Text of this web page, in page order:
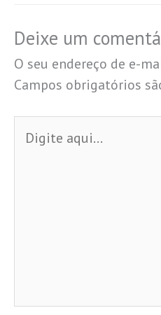
Deixe um
O seu endereço de e-
Campos obrigatórios
aqui...